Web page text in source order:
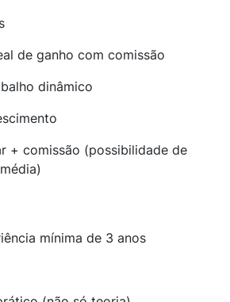
de ganho com comissão
dinâmico
+ comissão (possibilidade de
mínima de 3 anos